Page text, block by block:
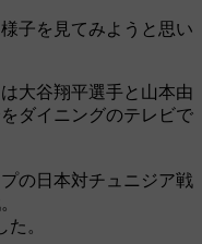
子を見てみようと思い
大谷翔平選手と山本由
ダイニングのテレビで
の日本対チュニジア戦
。